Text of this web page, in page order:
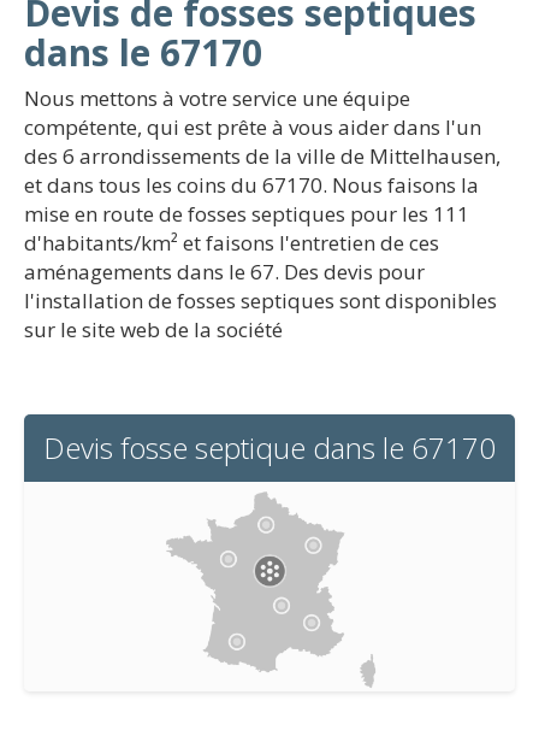
Devis de fosses septiques
dans le 67170
Nous mettons à votre service une équipe
compétente, qui est prête à vous aider dans l'un
des 6 arrondissements de la ville de Mittelhausen,
et dans tous les coins du 67170. Nous faisons la
mise en route de fosses septiques pour les 111
d'habitants/km² et faisons l'entretien de ces
aménagements dans le 67. Des devis pour
l'installation de fosses septiques sont disponibles
sur le site web de la société
Devis fosse septique dans le 67170